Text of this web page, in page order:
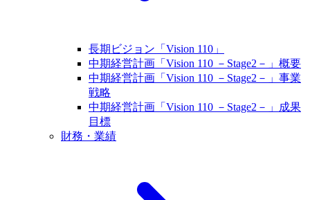
長期ビジョン「Vision 110」
中期経営計画「Vision 110 －Stage2－」概要
中期経営計画「Vision 110 －Stage2－」事業
戦略
中期経営計画「Vision 110 －Stage2－」成果
目標
財務・業績